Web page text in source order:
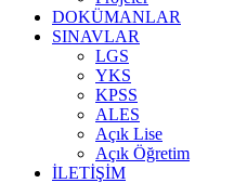
DOKÜMANLAR
SINAVLAR
LGS
YKS
KPSS
ALES
Açık Lise
Açık Öğretim
İLETIŞIM